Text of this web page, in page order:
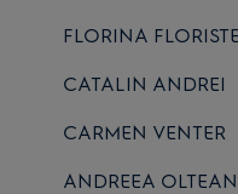
FLORINA
CATALIN ANDREI
CARMEN VENTER
ANDREEA